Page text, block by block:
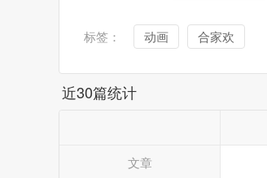
标签： 动画 合家欢
近30篇统计
文章